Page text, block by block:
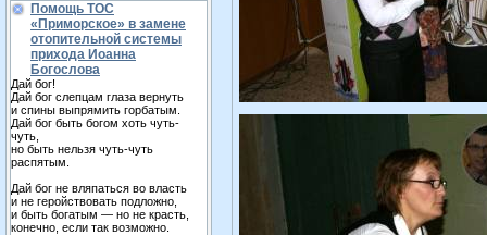
Помощь ТОС
«Приморское» в замене
отопительной системы
прихода Иоанна
Богослова
Дай бог!
Дай бог слепцам глаза вернуть
и спины выпрямить горбатым.
Дай бог быть богом хоть чуть-
чуть,
но быть нельзя чуть-чуть
распятым.
Дай бог не вляпаться во власть
и не геройствовать подложно,
и быть богатым — но не красть,
конечно, если так возможно.